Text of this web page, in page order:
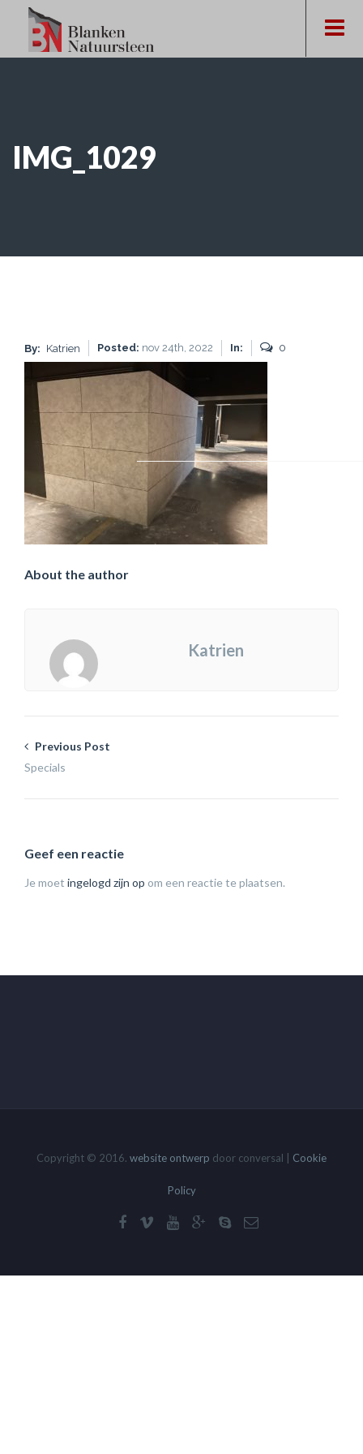
IMG_1029
By: Katrien Posted: nov 24th, 2022 In: 0
About the author
Katrien
Previous Post
Specials
Geef een reactie
Je moet ingelogd zijn op om een reactie te plaatsen.
Copyright © 2016. website ontwerp door conversal | Cookie
Policy